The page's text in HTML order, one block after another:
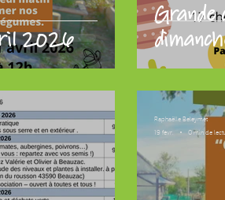
2026
Grande
Raphaëlle Beleymet
19 févr.
0 min de